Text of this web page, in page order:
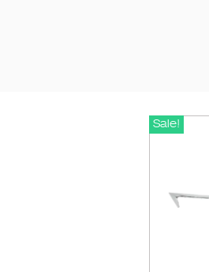
Sale!